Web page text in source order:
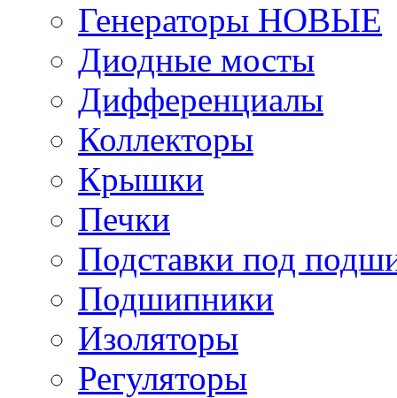
Генераторы НОВЫЕ
Диодные мосты
Дифференциалы
Коллекторы
Крышки
Печки
Подставки под
Подшипники
Изоляторы
Регуляторы